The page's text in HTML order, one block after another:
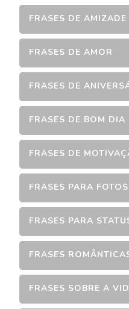
FRASES DE AMIZADE
FRASES DE AMOR
FRASES DE
FRASES DE BOM DIA
FRASES DE
FRASES PARA FOTOS
FRASES PARA
FRASES
FRASES SOBRE A